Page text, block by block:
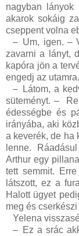
nagyban lányok
akarok sokáig
cseppent volna
– Um, igen. –
zavarni a lányt,
kapóra jön a
engedj az utamra.
–
Látom, a
süteményt. –
édességbe és
irányába, aki
a keverék, de ha
lenne.
Arthur egy
tett semmit.
látszott, ez a
Halott ügyet
meg és
Yelena
– Ez a srác